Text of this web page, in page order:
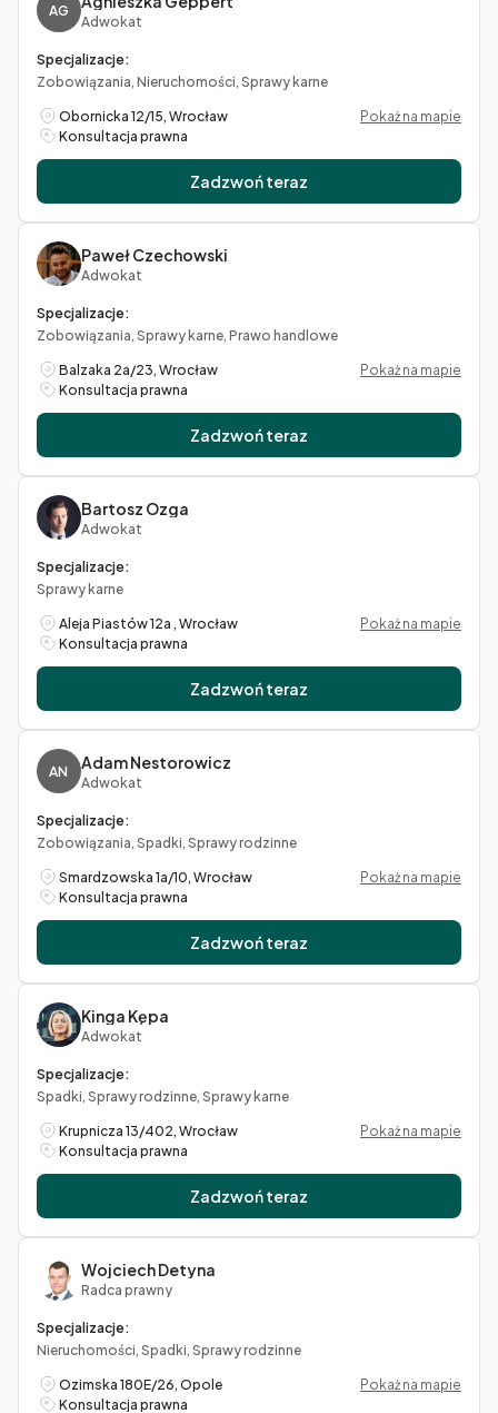
AG
Adwokat
Specjalizacje:
Zobowiązania, Nieruchomości, Sprawy karne
Obornicka 12/15, Wrocław
Pokaż na mapie
Konsultacja prawna
Zadzwoń teraz
Paweł Czechowski
Adwokat
Specjalizacje:
Zobowiązania, Sprawy karne, Prawo handlowe
Balzaka 2a/23, Wrocław
Pokaż na mapie
Konsultacja prawna
Zadzwoń teraz
Bartosz Ozga
Adwokat
Specjalizacje:
Sprawy karne
Aleja Piastów 12a , Wrocław
Pokaż na mapie
Konsultacja prawna
Zadzwoń teraz
AN Adam Nestorowicz
Adwokat
Specjalizacje:
Zobowiązania, Spadki, Sprawy rodzinne
Smardzowska 1a/10, Wrocław
Pokaż na mapie
Konsultacja prawna
Zadzwoń teraz
Kinga Kępa
Adwokat
Specjalizacje:
Spadki, Sprawy rodzinne, Sprawy karne
Krupnicza 13/402, Wrocław
Pokaż na mapie
Konsultacja prawna
Zadzwoń teraz
Wojciech Detyna
Radca prawny
Specjalizacje:
Nieruchomości, Spadki, Sprawy rodzinne
Ozimska 180E/26, Opole
Pokaż na mapie
Konsultacja prawna